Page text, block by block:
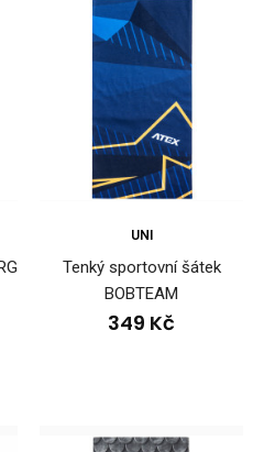
BERG růžový
šátek nabízející mnoho způsobů
UNI
Tenký sportovní šátek
BOBTEAM
349 Kč